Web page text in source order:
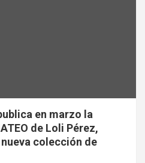
en marzo la
de Loli Pérez,
colección de